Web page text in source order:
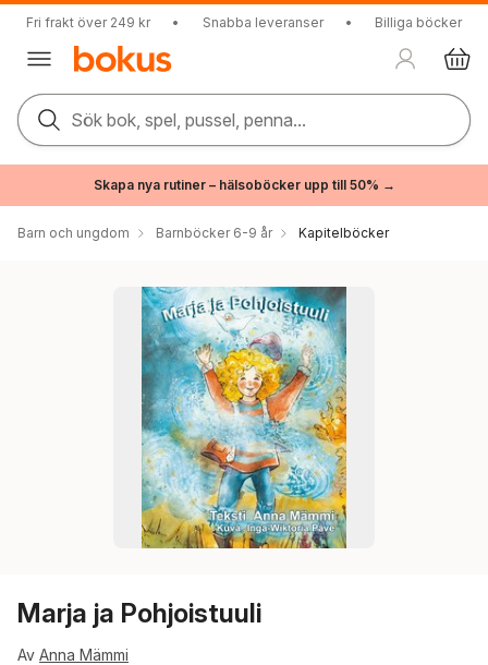
Fri frakt över 249 kr • Snabba leveranser • Billiga böcker
Sök bok, spel, pussel, penna...
Skapa nya rutiner – hälsoböcker upp till 50% →
Barn och ungdom Barnböcker 6-9 år Kapitelböcker
Marja ja Pohjoistuuli
Av Anna Mämmi